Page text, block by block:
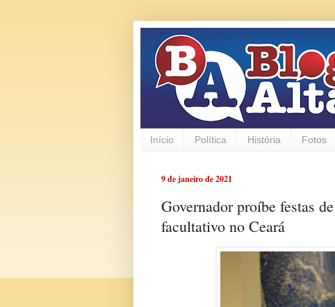
Início Política História Fotos
9 de janeiro de 2021
Governador proíbe festas
facultativo no Ceará